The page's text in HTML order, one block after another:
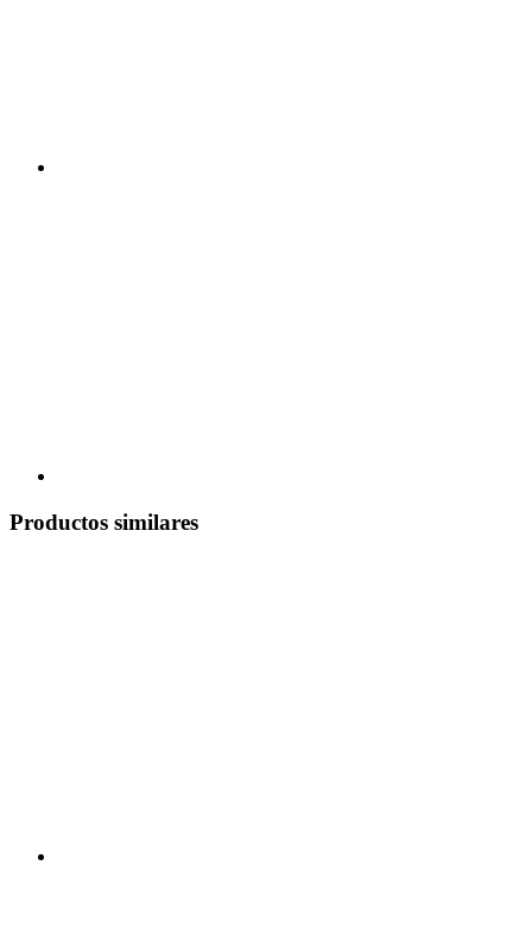
Productos similares